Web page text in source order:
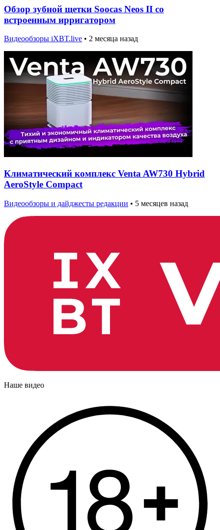
Обзор зубной щетки Soocas Neos II со
встроенным ирригатором
Видеообзоры iXBT.live • 2 месяца назад
Климатический комплекс Venta AW730 Hybrid
AeroStyle Compact
Видеообзоры и дайджесты редакции • 5 месяцев назад
Наше видео